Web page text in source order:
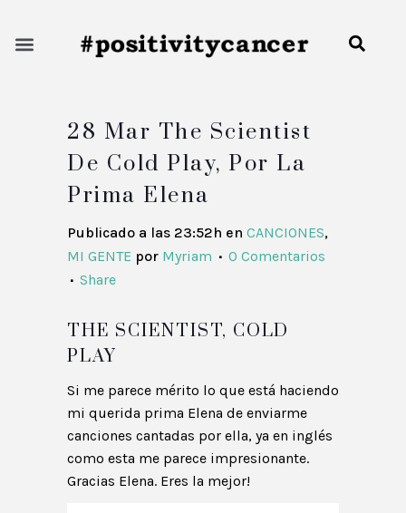
Sobre mí
Prevención cáncer de mama
Embarazo
Categorías del blog
28 Mar The Scientist
De Cold Play, Por La
Prima Elena
Publicado a las 23:52h en CANCIONES,
MI GENTE por Myriam
0 Comentarios
Share
THE SCIENTIST, COLD
PLAY
Si me parece mérito lo que está haciendo
mi querida prima Elena de enviarme
canciones cantadas por ella, ya en inglés
como esta me parece impresionante.
Gracias Elena. Eres la mejor!